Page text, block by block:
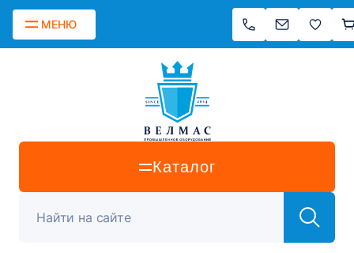
МЕНЮ
Каталог